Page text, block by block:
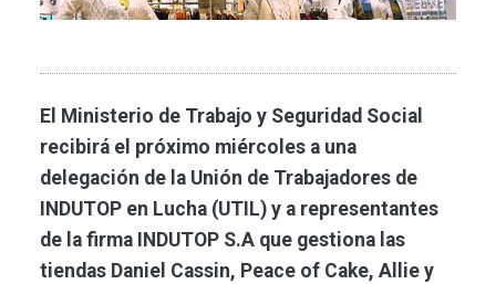
El Ministerio de Trabajo y Seguridad Social
recibirá el próximo miércoles a una
delegación de la Unión de Trabajadores de
INDUTOP en Lucha (UTIL) y a representantes
de la firma INDUTOP S.A que gestiona las
tiendas Daniel Cassin, Peace of Cake, Allie y